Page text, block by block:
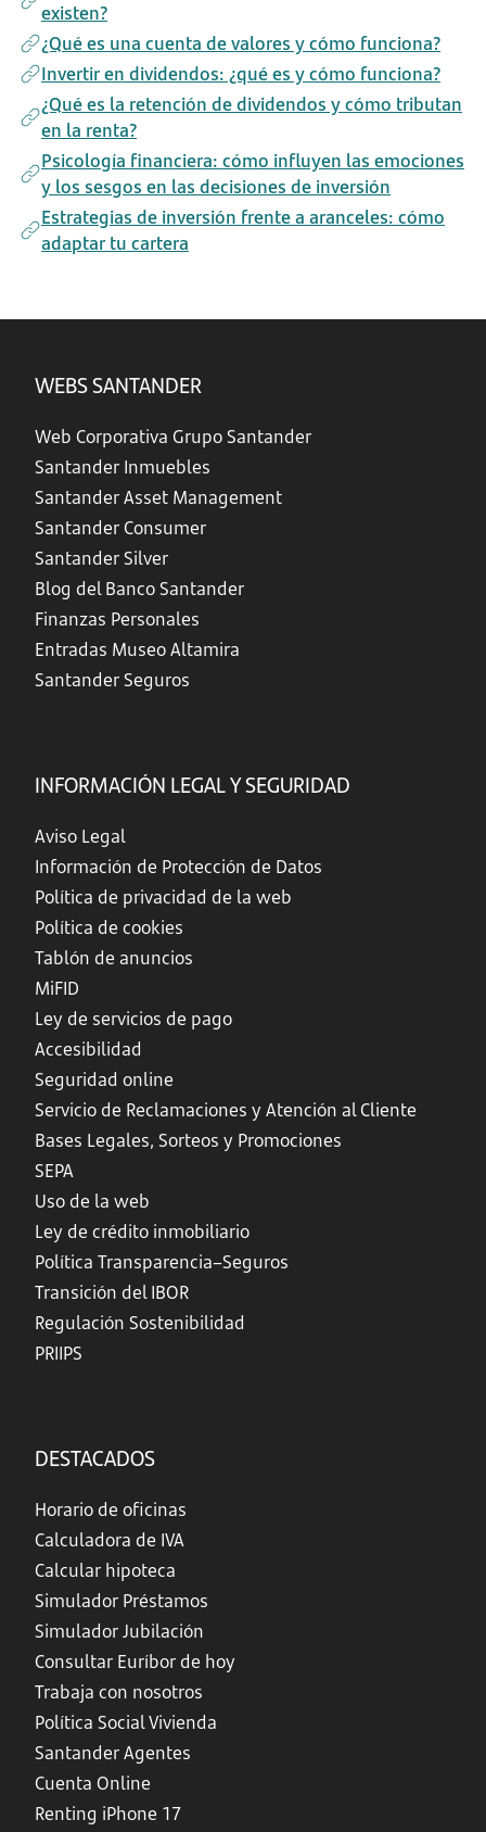
existen?
¿Qué es una cuenta de valores y cómo funciona?
Invertir en dividendos: ¿qué es y cómo funciona?
¿Qué es la retención de dividendos y cómo tributan
en la renta?
Psicología financiera: cómo influyen las emociones
y los sesgos en las decisiones de inversión
Estrategias de inversión frente a aranceles: cómo
adaptar tu cartera
WEBS SANTANDER
Web Corporativa Grupo Santander
Santander Inmuebles
Santander Asset Management
Santander Consumer
Santander Silver
Blog del Banco Santander
Finanzas Personales
Entradas Museo Altamira
Santander Seguros
INFORMACIÓN LEGAL Y SEGURIDAD
Aviso Legal
Información de Protección de Datos
Política de privacidad de la web
Política de cookies
Tablón de anuncios
MiFID
Ley de servicios de pago
Accesibilidad
Seguridad online
Servicio de Reclamaciones y Atención al Cliente
Bases Legales, Sorteos y Promociones
SEPA
Uso de la web
Ley de crédito inmobiliario
Política Transparencia–Seguros
Transición del IBOR
Regulación Sostenibilidad
PRIIPS
DESTACADOS
Horario de oficinas
Calculadora de IVA
Calcular hipoteca
Simulador Préstamos
Simulador Jubilación
Consultar Euríbor de hoy
Trabaja con nosotros
Política Social Vivienda
Santander Agentes
Cuenta Online
Renting iPhone 17